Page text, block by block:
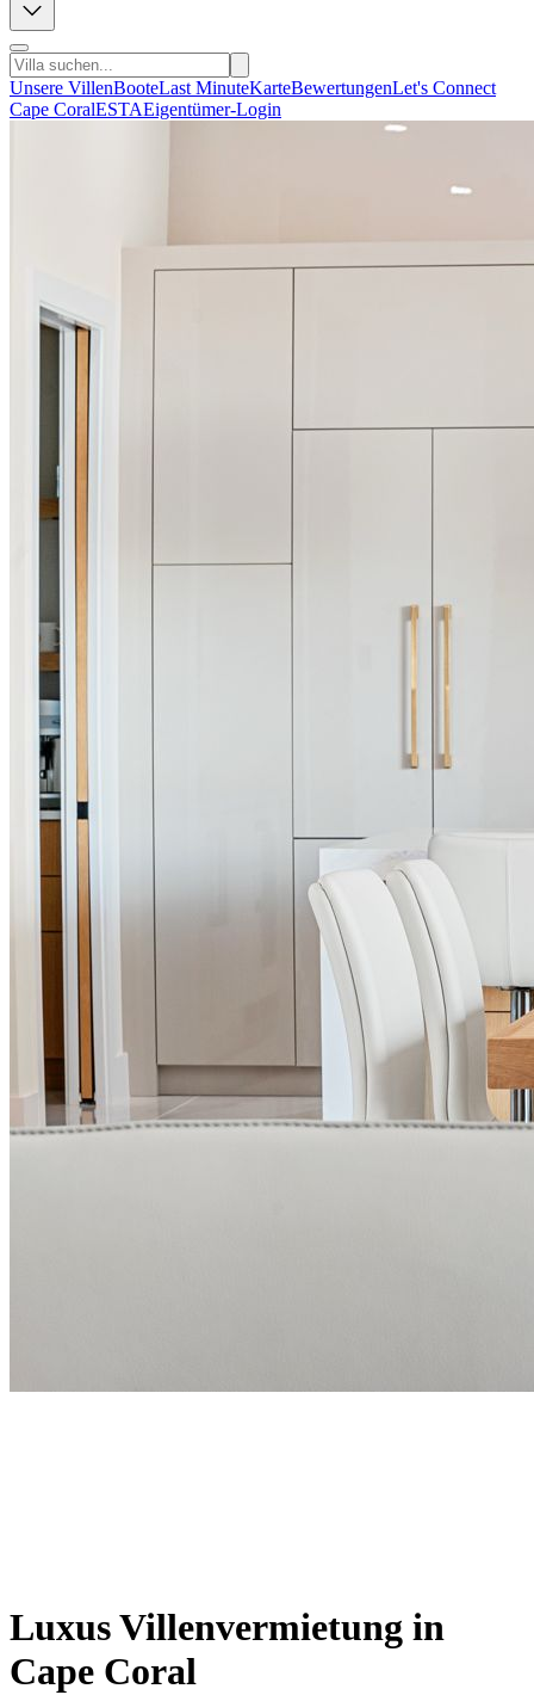
Unsere VillenBooteLast MinuteKarteBewertungenLet's Connect
Cape CoralESTAEigentümer-Login
Luxus Villenvermietung in
Cape Coral